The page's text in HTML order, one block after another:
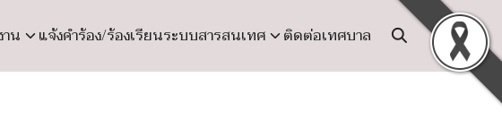
น แจ้งคำร้อง/ร้องเรียนระบบสารสนเทศ
ติดต่อเทศบาล